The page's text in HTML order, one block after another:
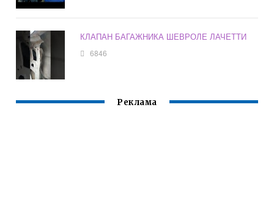
КЛАПАН БАГАЖНИКА ШЕВРОЛЕ ЛАЧЕТТИ
6846
Реклама